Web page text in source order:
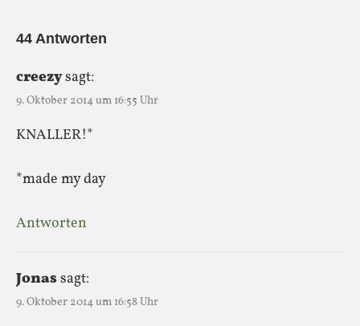
44 Antworten
creezysagt:
9. Oktober 2014 um 16:55 Uhr
KNALLER!*
*made my day
Antworten
Jonassagt:
9. Oktober 2014 um 16:58 Uhr